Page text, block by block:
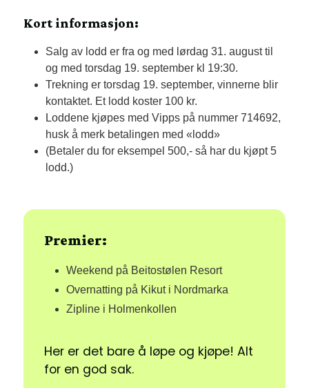
Kort informasjon:
Salg av lodd er fra og med lørdag 31. august til
og med torsdag 19. september kl 19:30.
Trekning er torsdag 19. september, vinnerne blir
kontaktet. Et lodd koster 100 kr.
Loddene kjøpes med Vipps på nummer 714692,
husk å merk betalingen med «lodd»
(Betaler du for eksempel 500,- så har du kjøpt 5
lodd.)
Premier:
Weekend på Beitostølen Resort
Overnatting på Kikut i Nordmarka
Zipline i Holmenkollen
Her er det bare å løpe og kjøpe! Alt
for en god sak.